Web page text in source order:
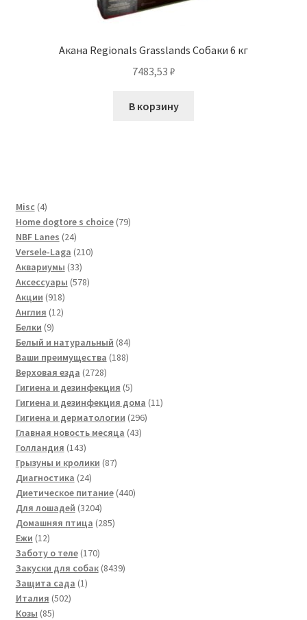
Акана Regionals Grasslands Собаки 6 кг
7483,53 ₽
В корзину
Misc 44
товара
Home dogtore s choice 7979
NBF Lanes 2424
товара
Versele-Laga 210210
Аквариумы 3333
товара
Аксессуары 578578
Акции 918918
товаров
Англия 1212
Белки 99
товаров
Белый и натуральный 8484
товара
Ваши преимущества 188188
Верховая езда 27282728
товаров
Гигиена и дезинфекция 55
товаров
Гигиена и дезинфекция дома 1111
Гигиена и дерматологии 296296
Главная новость месяца 4343
Голландия 143143
товара
Грызуны и кролики 8787
Диагностика 2424
товара
Диетическое питание 440440
Для лошадей 32043204
товара
Домашняя птица 285285
Ежи 1212
товаров
Заботу о теле 170170
товаров
Закуски для собак 84398439
Защита сада 11
Италия 502502
Козы 8585